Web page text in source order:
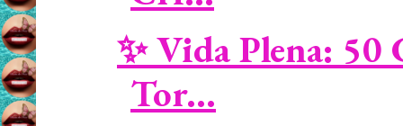
✨ Vida Plena: 50
Tor...